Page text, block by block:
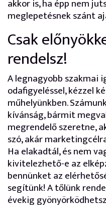
akkor is, ha épp nem
meglepetésnek szánt
Csak
rendelsz!
A legnagyobb szakmai
odafigyeléssel, kézzel
műhelyünkben.
kívánság, bármit
megrendelő szeretne,
szó, akár
Ha elakadtál, és nem
kivitelezhető-e az
bennünket az
segítünk! A tőlünk
évekig